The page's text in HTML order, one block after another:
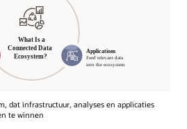
dat infrastructuur, analyses en applicaties
te winnen